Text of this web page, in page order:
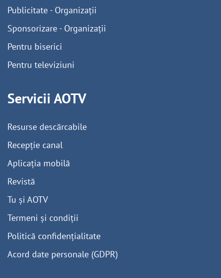
Publicitate - Organizații
Sponsorizare - Organizații
Pentru biserici
Pentru televiziuni
Servicii AOTV
Resurse descărcabile
Recepție canal
Aplicația mobilă
Revistă
Tu și AOTV
Termeni și condiții
Politică confidențialitate
Acord date personale (GDPR)